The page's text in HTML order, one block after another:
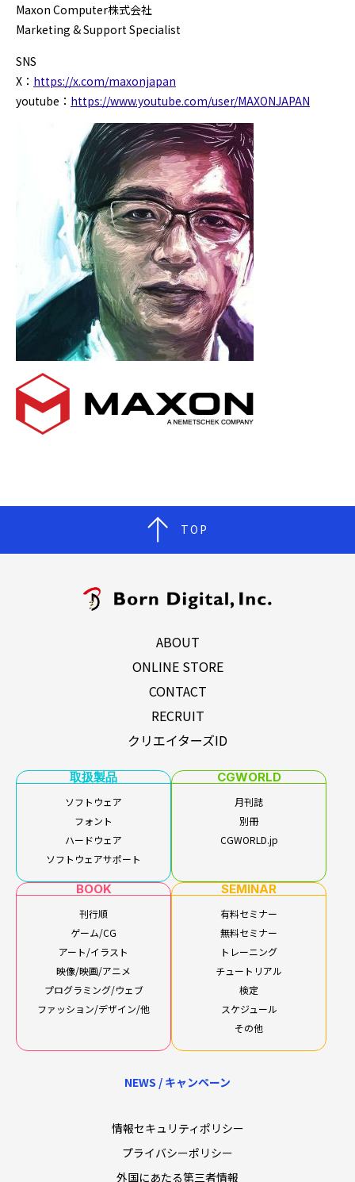
Maxon Computer株式会社
Marketing & Support Specialist
SNS
X： https://x.com/maxonjapan
youtube： https://www.youtube.com/user/MAXONJAPAN
TOP
ABOUT
ONLINE STORE
CONTACT
RECRUIT
クリエイターズID
取扱製品
ソフトウェア
フォント
ハードウェア
ソフトウェアサポート
CGWORLD
月刊誌
別冊
CGWORLD.jp
BOOK
刊行順
ゲーム/CG
アート/イラスト
映像/映画/アニメ
プログラミング/ウェブ
ファッション/デザイン/他
SEMINAR
有料セミナー
無料セミナー
トレーニング
チュートリアル
検定
スケジュール
その他
NEWS / キャンペーン
情報セキュリティポリシー
プライバシーポリシー
外国にあたる第三者情報